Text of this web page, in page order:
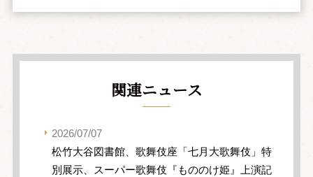
関連ニュース
2026/07/07
松竹大谷図書館、歌舞伎座「七月大歌舞伎」特
別展示、スーパー歌舞伎『もののけ姫』上演記